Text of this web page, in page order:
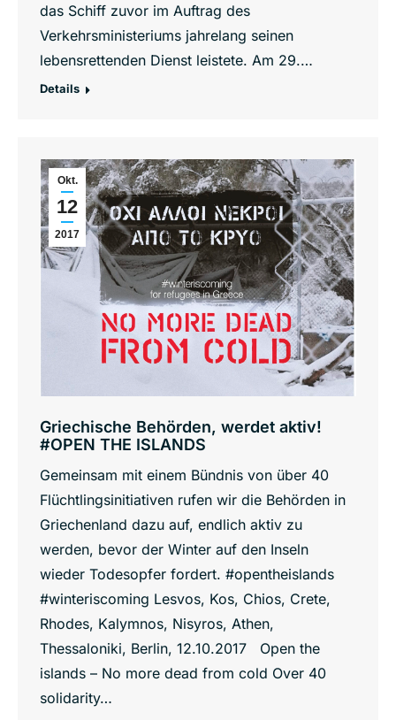
das Schiff zuvor im Auftrag des
Verkehrsministeriums jahrelang seinen
lebensrettenden Dienst leistete. Am 29.…
Details
Okt.
12
2017
Griechische Behörden, werdet aktiv!
#OPEN THE ISLANDS
Gemeinsam mit einem Bündnis von über 40
Flüchtlingsinitiativen rufen wir die Behörden in
Griechenland dazu auf, endlich aktiv zu
werden, bevor der Winter auf den Inseln
wieder Todesopfer fordert. #opentheislands
#winteriscoming Lesvos, Kos, Chios, Crete,
Rhodes, Kalymnos, Nisyros, Athen,
Thessaloniki, Berlin, 12.10.2017 Open the
islands – No more dead from cold Over 40
solidarity…